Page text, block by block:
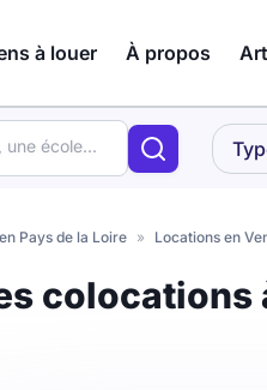
à louer À propos
Pays de la Loire » Locations en
colocations